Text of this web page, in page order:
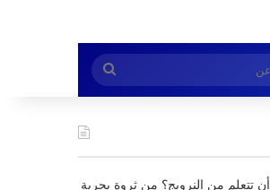
بحث
عن
تتعلم من النرويج؟ من ثروة بحرية